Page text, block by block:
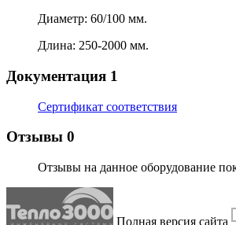
Диаметр: 60/100 мм.
Длина: 250-2000 мм.
Документация 1
Сертификат соответствия
Отзывы 0
Отзывы на данное оборудование
Полная версия сайта